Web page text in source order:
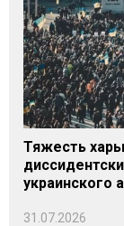
Тяжесть
украинского
31.07.2026